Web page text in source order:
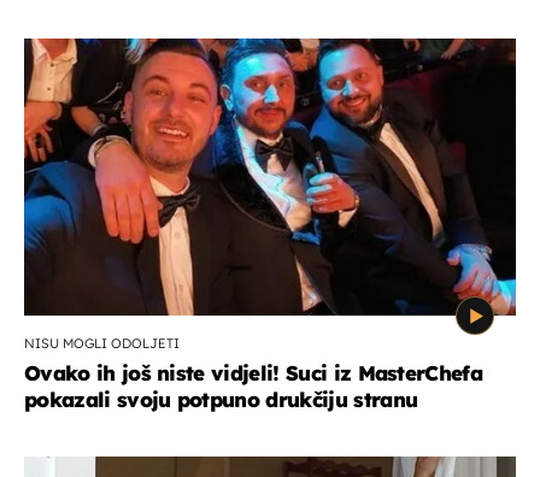
NISU MOGLI ODOLJETI
Ovako ih još niste vidjeli! Suci iz MasterChefa
pokazali svoju potpuno drukčiju stranu